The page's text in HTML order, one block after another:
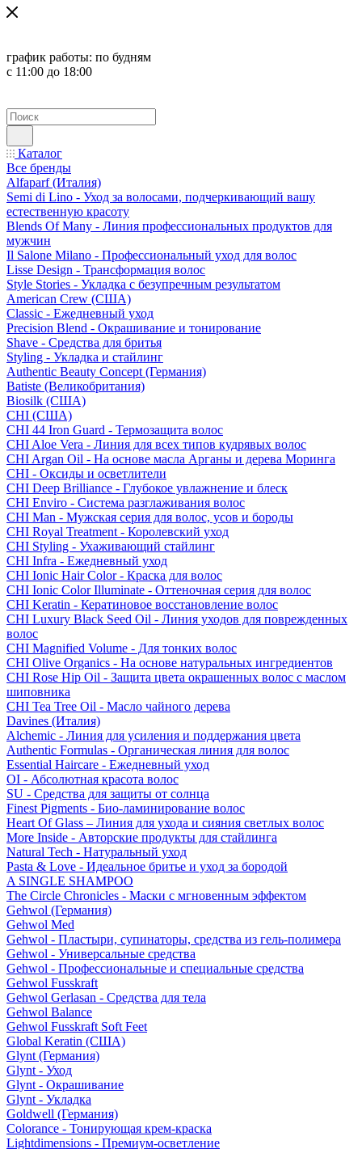
график работы: по будням
с 11:00 до 18:00
Каталог
Все бренды
Alfaparf (Италия)
Semi di Lino - Уход за волосами, подчеркивающий вашу
естественную красоту
Blends Of Many - Линия профессиональных продуктов для
мужчин
Il Salone Milano - Профессиональный уход для волос
Lisse Design - Трансформация волос
Style Stories - Укладка с безупречным результатом
American Crew (США)
Classic - Ежедневный уход
Precision Blend - Окрашивание и тонирование
Shave - Средства для бритья
Styling - Укладка и стайлинг
Authentic Beauty Concept (Германия)
Batiste (Великобритания)
Biosilk (США)
CHI (США)
CHI 44 Iron Guard - Термозащита волос
CHI Aloe Vera - Линия для всех типов кудрявых волос
CHI Argan Oil - На основе масла Арганы и дерева Моринга
CHI - Оксиды и осветлители
CHI Deep Brilliance - Глубокое увлажнение и блеск
CHI Enviro - Система разглаживания волос
CHI Man - Мужская серия для волос, усов и бороды
CHI Royal Treatment - Королевский уход
CHI Styling - Ухаживающий стайлинг
CHI Infra - Ежедневный уход
CHI Ionic Hair Color - Краска для волос
CHI Ionic Color Illuminate - Оттеночная серия для волос
CHI Keratin - Кератиновое восстановление волос
CHI Luxury Black Seed Oil - Линия уходов для поврежденных
волос
CHI Magnified Volume - Для тонких волос
CHI Olive Organics - На основе натуральных ингредиентов
CHI Rose Hip Oil - Защита цвета окрашенных волос с маслом
шиповника
CHI Tea Tree Oil - Масло чайного дерева
Davines (Италия)
Alchemic - Линия для усиления и поддержания цвета
Authentic Formulas - Органическая линия для волос
Essential Haircare - Eжедневный уход
OI - Абсолютная красота волос
SU - Средства для защиты от солнца
Finest Pigments - Био-ламинирование волос
Heart Of Glass – Линия для ухода и сияния светлых волос
More Inside - Авторские продукты для стайлинга
Natural Tech - Натуральный уход
Pasta & Love - Идеальное бритье и уход за бородой
A SINGLE SHAMPOO
The Circle Chronicles - Маски с мгновенным эффектом
Gehwol (Германия)
Gehwol Med
Gehwol - Пластыри, супинаторы, средства из гель-полимера
Gehwol - Универсальные средства
Gehwol - Профессиональные и специальные средства
Gehwol Fusskraft
Gehwol Gerlasan - Средства для тела
Gehwol Balance
Gehwol Fusskraft Soft Feet
Global Keratin (США)
Glynt (Германия)
Glynt - Уход
Glynt - Окрашивание
Glynt - Укладка
Goldwell (Германия)
Colorance - Тонирующая крем-краска
Lightdimensions - Премиум-осветление